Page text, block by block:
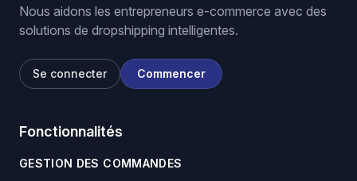
Nous aidons les entrepreneurs e-commerce avec des
solutions de dropshipping intelligentes.
Se connecter Commencer
Fonctionnalités
GESTION DES COMMANDES